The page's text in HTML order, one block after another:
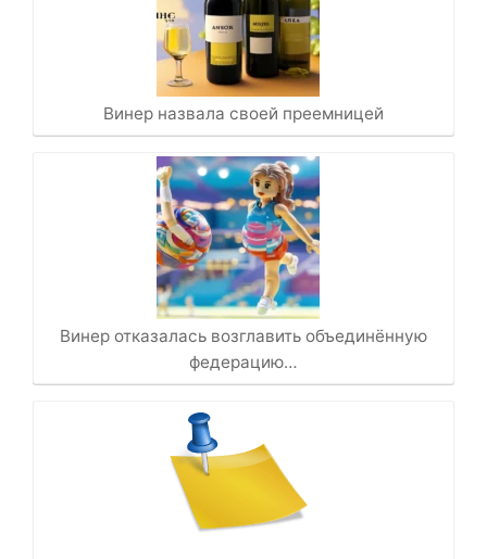
Винер назвала своей преемницей
Винер отказалась возглавить объединённую
федерацию…